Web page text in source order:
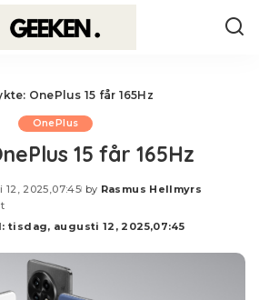
OnePlus 15 får 165Hz
OnePlus
15 får 165Hz
2025,07:45
Posted
by Rasmus Hellmyrs
tisdag, augusti 12, 2025,07:45